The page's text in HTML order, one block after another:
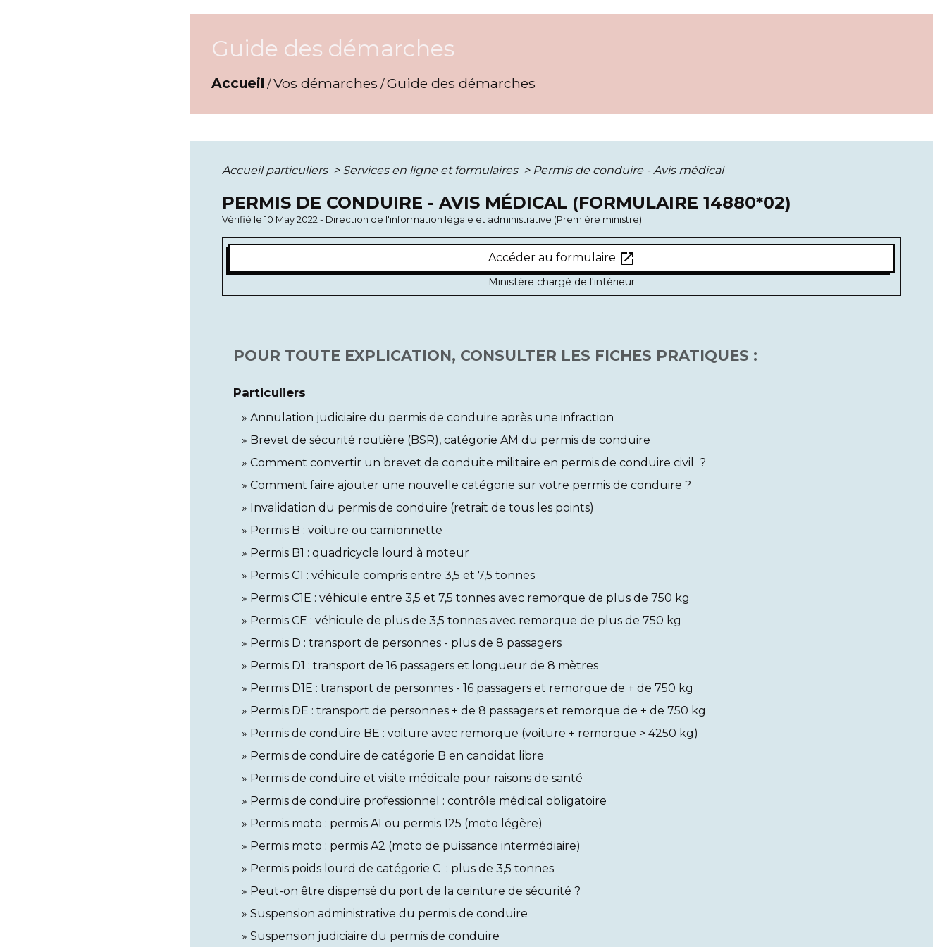
Guide des démarches
Accueil /Vos démarches /Guide des démarches
Accueil particuliers > Services en ligne et formulaires > Permis de conduire - Avis médical
PERMIS DE CONDUIRE - AVIS MÉDICAL (FORMULAIRE 14880*02)
Vérifié le 10 May 2022 - Direction de l'information légale et administrative (Première ministre)
Accéder au formulaire open_in_new
Ministère chargé de l'intérieur
POUR TOUTE EXPLICATION, CONSULTER LES FICHES PRATIQUES :
Particuliers
Annulation judiciaire du permis de conduire après une infraction
Brevet de sécurité routière (BSR), catégorie AM du permis de conduire
Comment convertir un brevet de conduite militaire en permis de conduire civil ?
Comment faire ajouter une nouvelle catégorie sur votre permis de conduire ?
Invalidation du permis de conduire (retrait de tous les points)
Permis B : voiture ou camionnette
Permis B1 : quadricycle lourd à moteur
Permis C1 : véhicule compris entre 3,5 et 7,5 tonnes
Permis C1E : véhicule entre 3,5 et 7,5 tonnes avec remorque de plus de 750 kg
Permis CE : véhicule de plus de 3,5 tonnes avec remorque de plus de 750 kg
Permis D : transport de personnes - plus de 8 passagers
Permis D1 : transport de 16 passagers et longueur de 8 mètres
Permis D1E : transport de personnes - 16 passagers et remorque de + de 750 kg
Permis DE : transport de personnes + de 8 passagers et remorque de + de 750 kg
Permis de conduire BE : voiture avec remorque (voiture + remorque > 4250 kg)
Permis de conduire de catégorie B en candidat libre
Permis de conduire et visite médicale pour raisons de santé
Permis de conduire professionnel : contrôle médical obligatoire
Permis moto : permis A1 ou permis 125 (moto légère)
Permis moto : permis A2 (moto de puissance intermédiaire)
Permis poids lourd de catégorie C : plus de 3,5 tonnes
Peut-on être dispensé du port de la ceinture de sécurité ?
Suspension administrative du permis de conduire
Suspension judiciaire du permis de conduire